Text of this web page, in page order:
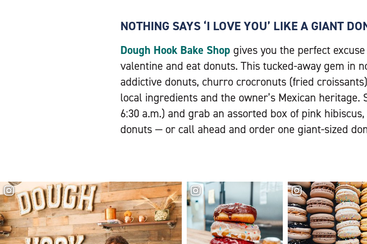
NOTHING SAYS ‘I LOVE YOU’ LIKE A GIANT
Dough Hook Bake Shop gives you the perfect
valentine and eat donuts. This tucked-away gem in
addictive donuts, churro crocronuts (fried
local ingredients and the owner’s Mexican
6:30 a.m.) and grab an assorted box of pink
donuts — or call ahead and order one giant-sized